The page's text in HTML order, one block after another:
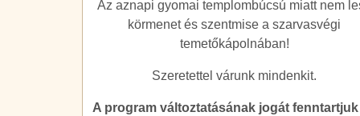
Az aznapi gyomai templombúcsú miatt nem
körmenet és szentmise a szarvasvégi
temetőkápolnában!
Szeretettel várunk mindenkit.
A program változtatásának jogát